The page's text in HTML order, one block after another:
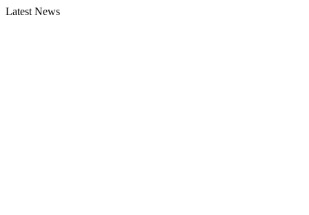
Latest News